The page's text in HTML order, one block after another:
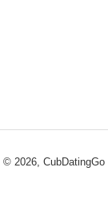
© 2026, CubDatingGo |